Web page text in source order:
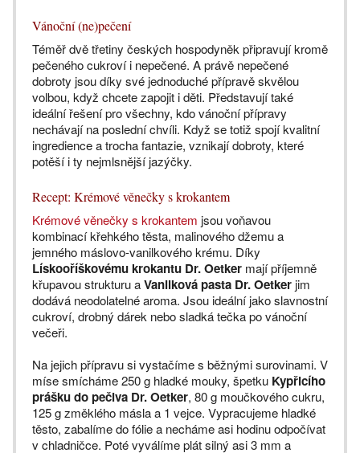
Vánoční (ne)pečení
Téměř dvě třetiny českých hospodyněk připravují kromě
pečeného cukroví i nepečené. A právě nepečené
dobroty jsou díky své jednoduché přípravě skvělou
volbou, když chcete zapojit i děti. Představují také
ideální řešení pro všechny, kdo vánoční přípravy
nechávají na poslední chvíli. Když se totiž spojí kvalitní
ingredience a trocha fantazie, vznikají dobroty, které
potěší i ty nejmlsnější jazýčky.
Recept: Krémové věnečky s krokantem
Krémové věnečky s krokantem jsou voňavou
kombinací křehkého těsta, malinového džemu a
jemného máslovo-vanilkového krému. Díky
Lískooříškovému krokantu Dr. Oetker mají příjemně
křupavou strukturu aVanilková pasta Dr. Oetker jim
dodává neodolatelné aroma. Jsou ideální jako slavnostní
cukroví, drobný dárek nebo sladká tečka po vánoční
večeři.
Na jejich přípravu si vystačíme s běžnými surovinami. V
míse smícháme 250 g hladké mouky, špetku Kypřicího
prášku do pečiva Dr. Oetker, 80 g moučkového cukru,
125 g změklého másla a 1 vejce. Vypracujeme hladké
těsto, zabalíme do fólie a necháme asi hodinu odpočívat
v chladničce. Poté vyválíme plát silný asi 3 mm a